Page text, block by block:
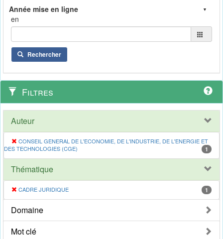
en
Rechercher
Filtres
Auteur
CONSEIL GENERAL DE L'ECONOMIE, DE L'INDUSTRIE, DE L'ENERGIE ET
DES TECHNOLOGIES (CGE)
1
Thématique
CADRE JURIDIQUE 1
Domaine
Mot clé